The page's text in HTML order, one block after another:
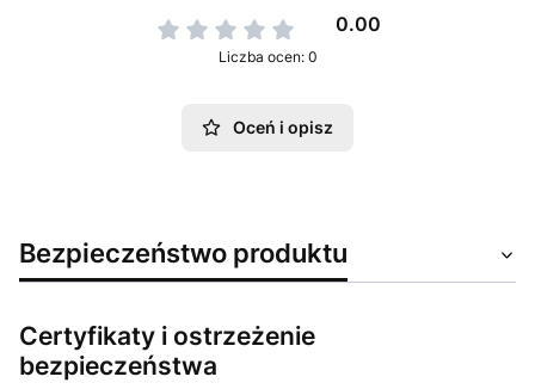
0.00
Liczba ocen: 0
Oceń i opisz
Bezpieczeństwo produktu
Certyfikaty i ostrzeżenie
bezpieczeństwa